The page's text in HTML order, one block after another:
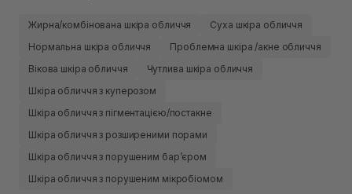
Жирна/комбінована шкіра обличчя
Суха шкіра обличчя
Нормальна шкіра обличчя
Проблемна шкіра /акне обличчя
Вікова шкіра обличчя
Чутлива шкіра обличчя
Шкіра обличчя з куперозом
Шкіра обличчя з пігментацією/постакне
Шкіра обличчя з розширеними порами
Шкіра обличчя з порушеним барʼєром
Шкіра обличчя з порушеним мікробіомом